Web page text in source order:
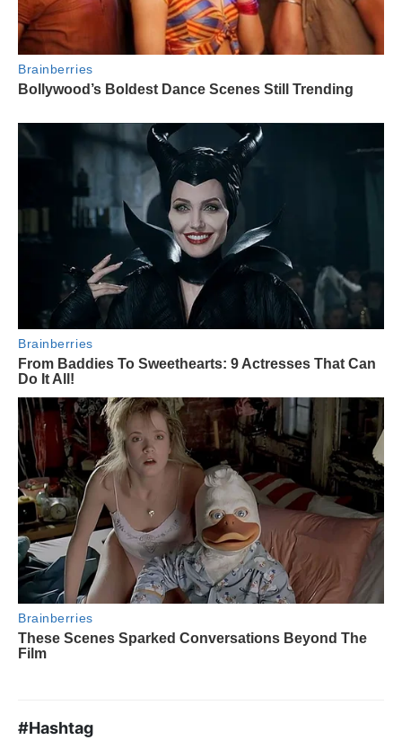
#Hashtag